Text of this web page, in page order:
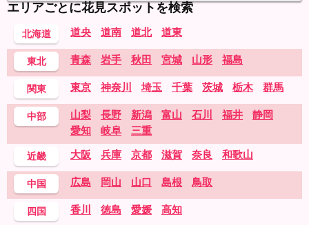
エリアごとに花見スポットを検索
北海道 道央 道南 道北 道東
東北 青森 岩手 秋田 宮城 山形 福島
関東 東京 神奈川 埼玉 千葉 茨城 栃木 群馬
中部 山梨 長野 新潟 富山 石川 福井
静岡
愛知
岐阜 三重
近畿 大阪 兵庫 京都 滋賀 奈良 和歌山
中国 広島 岡山 山口 島根 鳥取
四国 香川 徳島 愛媛 高知